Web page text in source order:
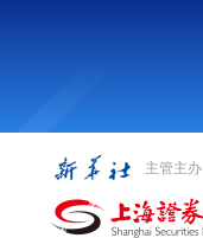
主管主